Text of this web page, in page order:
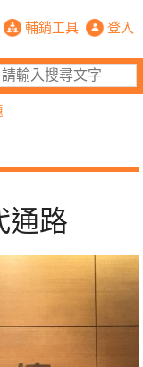
入保經代通路- PHEW!
輔銷工具 登入
活
具 活動專區
通路